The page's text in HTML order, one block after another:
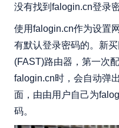
没有找到falogin.cn登录密
使用falogin.cn作为设置
有默认登录密码的。新
(FAST)路由器，第一次
falogin.cn时，会自动弹
面，由由用户自己为
码。